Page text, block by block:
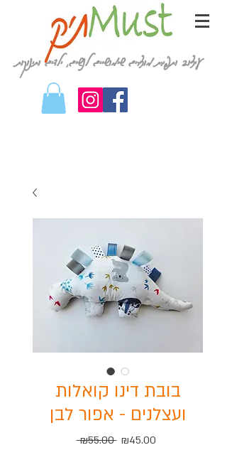
עיצוב ותפירת מוצרים שימושיים לנשים, ילדים ותינוקות
בובת דינו קואלות
ועצלנים - אפור לבן
₪55.00 Regular
₪45.00Sale